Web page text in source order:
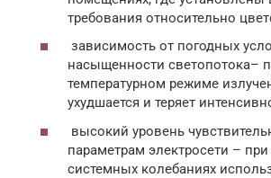
требования относительно
зависимость от погодных
насыщенности светопотока–
температурном режиме
ухудшается и теряет
высокий уровень
параметрам электросети –
системных колебаниях